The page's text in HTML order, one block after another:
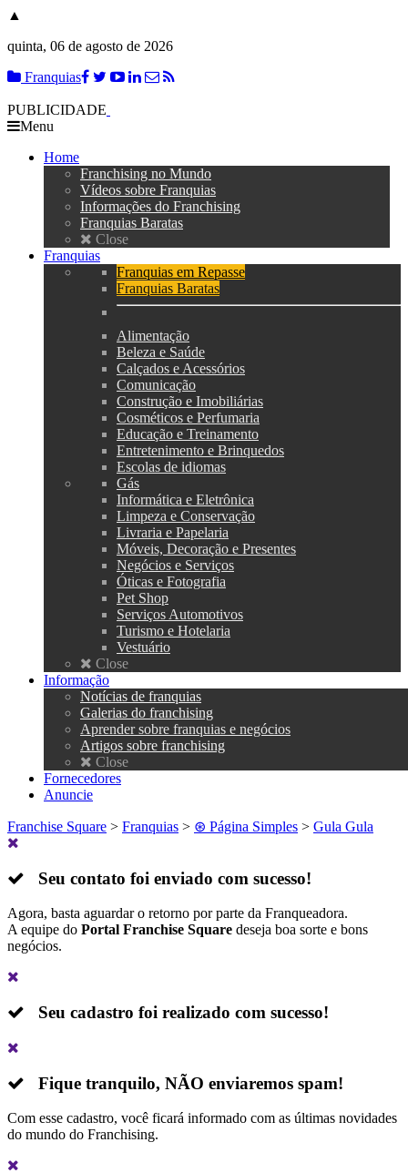
▲
quinta, 06 de agosto de 2026
Franquias
PUBLICIDADE
Menu
Home
Franchising no Mundo
Vídeos sobre Franquias
Informações do Franchising
Franquias Baratas
Close
Franquias
Franquias em Repasse
Franquias Baratas
Alimentação
Beleza e Saúde
Calçados e Acessórios
Comunicação
Construção e Imobiliárias
Cosméticos e Perfumaria
Educação e Treinamento
Entretenimento e Brinquedos
Escolas de idiomas
Gás
Informática e Eletrônica
Limpeza e Conservação
Livraria e Papelaria
Móveis, Decoração e Presentes
Negócios e Serviços
Óticas e Fotografia
Pet Shop
Serviços Automotivos
Turismo e Hotelaria
Vestuário
Close
Informação
Notícias de franquias
Galerias do franchising
Aprender sobre franquias e negócios
Artigos sobre franchising
Close
Fornecedores
Anuncie
Franchise Square > Franquias > ⊛ Página Simples > Gula Gula
Seu contato foi enviado com sucesso!
Agora, basta aguardar o retorno por parte da Franqueadora.
A equipe do Portal Franchise Square deseja boa sorte e bons
negócios.
Seu cadastro foi realizado com sucesso!
Fique tranquilo, NÃO enviaremos spam!
Com esse cadastro, você ficará informado com as últimas novidades
do mundo do Franchising.